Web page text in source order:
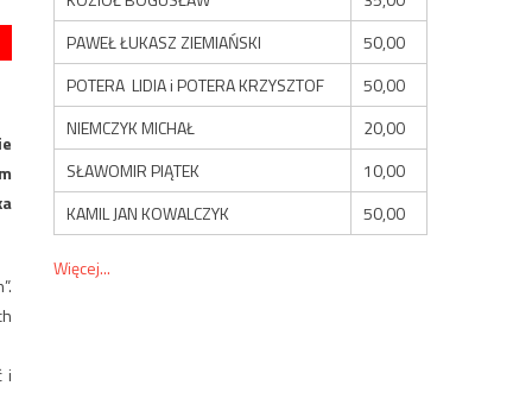
i
PAWEŁ ŁUKASZ ZIEMIAŃSKI
50,00
POTERA LIDIA i POTERA KRZYSZTOF
50,00
NIEMCZYK MICHAŁ
20,00
SŁAWOMIR PIĄTEK
10,00
KAMIL JAN KOWALCZYK
50,00
Więcej...